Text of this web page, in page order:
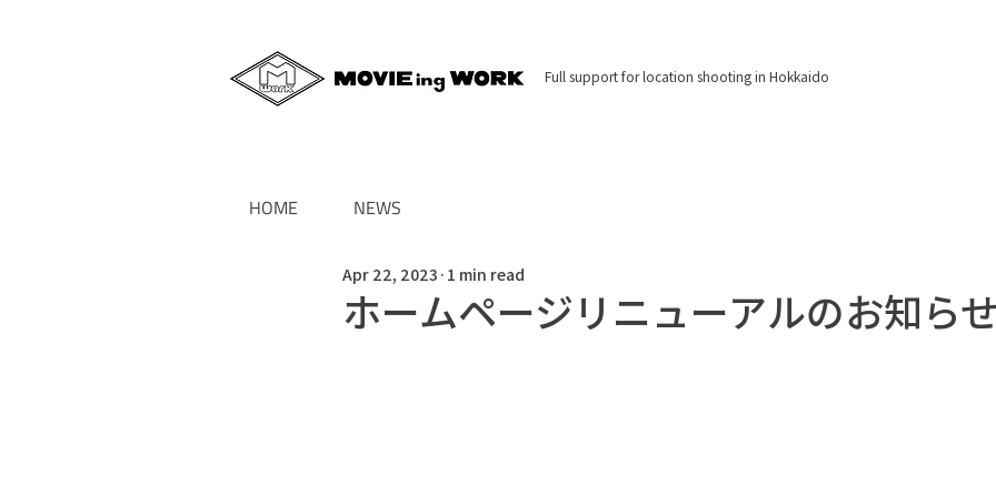
Full support for location shooting in Hokkaido
HOME NEWS
ホームページリニューアルのお知らせ
Apr 22, 2023 1 min read